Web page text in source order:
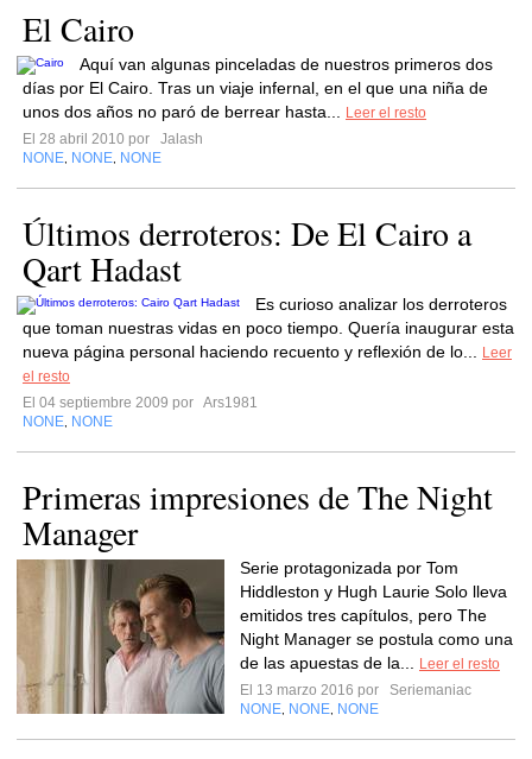
El Cairo
Aquí van algunas pinceladas de nuestros primeros dos
días por El Cairo. Tras un viaje infernal, en el que una niña de
unos dos años no paró de berrear hasta...
Leer el resto
El 28 abril 2010 por
Jalash
NONE NONE NONE
Últimos derroteros: De El Cairo a
Qart Hadast
Es curioso analizar los derroteros
que toman nuestras vidas en poco tiempo. Quería inaugurar esta
nueva página personal haciendo recuento y reflexión de lo...
Leer
el resto
El 04 septiembre 2009 por Ars1981
NONE NONE
Primeras impresiones de The Night
Manager
Serie protagonizada por Tom
Hiddleston y Hugh Laurie Solo lleva
emitidos tres capítulos, pero The
Night Manager se postula como una
de las apuestas de la...
Leer el resto
El 13 marzo 2016 por
Seriemaniac
NONE NONE NONE